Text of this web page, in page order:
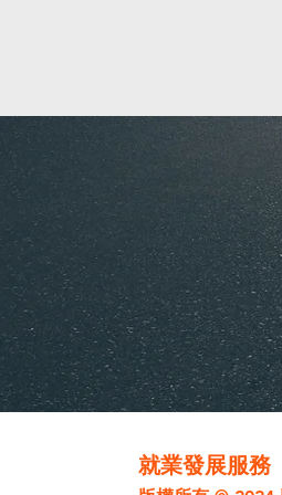
就業發展服務